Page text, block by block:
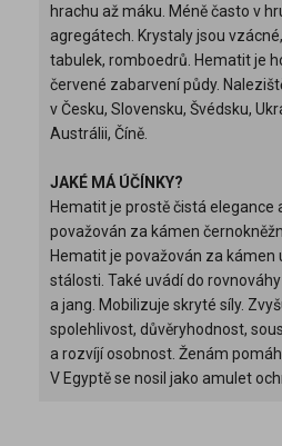
hrachu až máku. Méně často v
agregátech. Krystaly jsou
tabulek, romboedrů. Hematit je
červené zabarvení půdy.
v Česku, Slovensku, Švédsku,
Austrálii, Číně.
JAKÉ MÁ ÚČÍNKY?
Hematit je prostě čistá elegance
považován za kámen
Hematit je považován za kámen
stálosti. Také uvádí do
a jang. Mobilizuje skryté síly.
spolehlivost, důvěryhodnost,
a rozvíjí osobnost. Ženám
V Egyptě se nosil jako amulet